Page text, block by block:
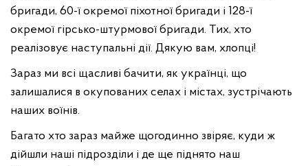
бригади, 60-ї окремої піхотної бригади і 128-ї
окремої гірсько-штурмової бригади. Тих, хто
реалізовує наступальні дії. Дякую вам, хлопці!
Зараз ми всі щасливі бачити, як українці, що
залишалися в окупованих селах і містах, зустрічають
наших воїнів.
Багато хто зараз майже щогодинно звіряє, куди ж
дійшли наші підрозділи і де ще піднято наш